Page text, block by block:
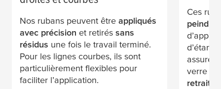
Nos rubans peuvent être appliqués
avec précision et retirés sans
résidus une fois le travail terminé.
Pour les lignes courbes, ils sont
particulièrement flexibles pour
faciliter l’application.
Ces
peindre
assure
verre et
retrait